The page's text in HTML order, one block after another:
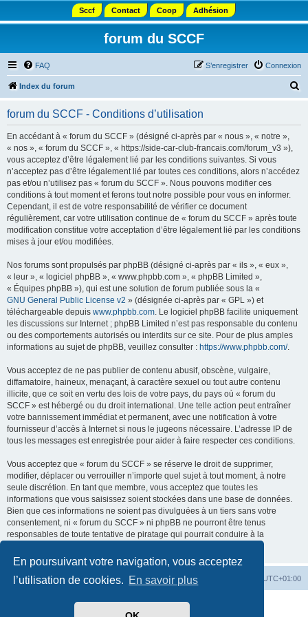
En poursuivant votre navigation, vous acceptez
l’utilisation de cookies. En savoir plus
Sccf Contact Coop Adhésion
forum du SCCF
FAQ Connexion
S’enregistrer
Index du forum
forum du SCCF - Conditions d’utilisation
En accédant à « forum du SCCF » (désigné ci-après par « nous », « notre »,
« nos », « forum du SCCF », « https://side-car-club-francais.com/forum_v3 »),
vous acceptez d’être légalement lié par les conditions suivantes. Si vous
n’acceptez pas d’être légalement lié par toutes ces conditions, alors n’accédez
pas et/ou n’utilisez pas « forum du SCCF ». Nous pouvons modifier ces
conditions à tout moment et ferons tout notre possible pour vous en informer.
Cependant, il est de votre responsabilité de vérifier ce document
régulièrement, car votre utilisation continue de « forum du SCCF » après toute
modification constitue votre acceptation d’être légalement lié par les conditions
mises à jour et/ou modifiées.
Nos forums sont propulsés par phpBB (désigné ci-après par « ils », « eux »,
« leur », « logiciel phpBB », « www.phpbb.com », « phpBB Limited »,
« Équipes phpBB »), qui est une solution de forum publiée sous la «
GNU General Public License v2 » (désignée ci-après par « GPL ») et
téléchargeable depuis www.phpbb.com. Le logiciel phpBB facilite uniquement
les discussions sur Internet ; phpBB Limited n’est pas responsable du contenu
ou des comportements autorisés ou interdits sur ce site. Pour de plus amples
informations au sujet de phpBB, veuillez consulter : https://www.phpbb.com/.
Vous acceptez de ne pas publier de contenu abusif, obscène, vulgaire,
diffamatoire, haineux, menaçant, à caractère sexuel ou tout autre contenu
illicite, que ce soit en vertu des lois de votre pays, du pays où « forum du
SCCF » est hébergé ou du droit international. Une telle action peut entraîner
votre bannissement immédiat et permanent, avec une notification à votre
fournisseur d’accès à Internet si nous le jugeons nécessaire. L’adresse IP de
tous les messages est enregistrée pour aider à faire respecter ces conditions.
Vous acceptez que « forum du SCCF » se réserve le droit de supprimer,
modifier, déplacer ou verrouiller n’importe quel sujet à tout moment, à notre
seule discrétion. En tant que membre, vous acceptez que toutes les
informations que vous saisissez soient stockées dans une base de données.
Bien que ces informations ne soient pas divulguées à un tiers sans votre
consentement, ni « forum du SCCF » ni phpBB ne pourront être tenus
responsables de toute tentative de piratage qui pourrait conduire à la
Index du forum UTC+01:00
Développé parphpBB® Forum Software © phpBB Limited
Traduit par